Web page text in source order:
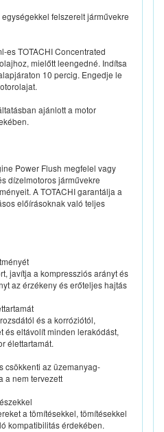
egységekkel felszerelt járművekre
es TOTACHI Concentrated
mielőtt leengedné. Indítsa
10 percig. Engedje le
ajánlott a motor
Power Flush megfelel vagy
dízelmotoros járművekre
A TOTACHI garantálja a
előírásoknak való teljes
javítja a kompressziós arányt és
az érzékeny és erőteljes hajtás
és a korróziótól,
és eltávolít minden lerakódást,
élettartamát.
csökkenti az üzemanyag-
a nem tervezett
a tömítésekkel, tömítésekkel
kompatibilitás érdekében.